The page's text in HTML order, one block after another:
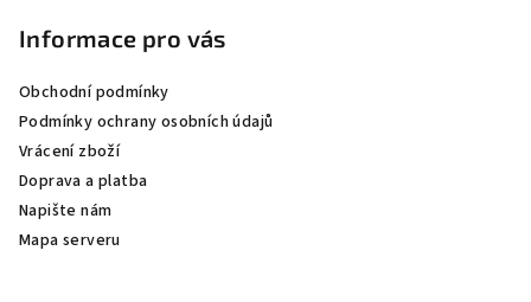
Informace pro vás
Obchodní podmínky
Podmínky ochrany osobních údajů
Vrácení zboží
Doprava a platba
Napište nám
Mapa serveru